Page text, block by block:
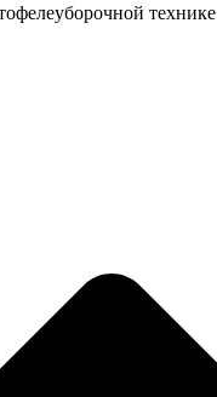
технике